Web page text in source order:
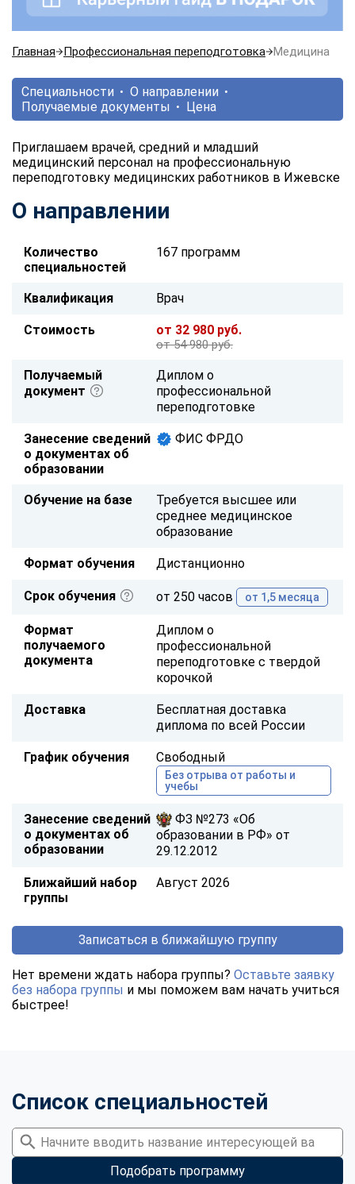
Главная Профессиональная переподготовка Медицина
Специальности
О направлении
Получаемые документы
Цена
Приглашаем врачей, средний и младший
медицинский персонал на профессиональную
переподготовку медицинских работников в Ижевске
О направлении
Количество
специальностей
167 программ
Квалификация Врач
Стоимость от 32 980 руб.
от 54 980 руб.
Получаемый
документ
Диплом о
профессиональной
переподготовке
Занесение сведений
о документах об
образовании
ФИС ФРДО
Обучение на базе
Требуется высшее или
среднее медицинское
образование
Формат обучения Дистанционно
Срок обучения от 250 часов от 1,5 месяца
Формат
получаемого
документа
Диплом о
профессиональной
переподготовке с твердой
корочкой
Доставка
Бесплатная доставка
диплома по всей России
График обучения Свободный
Без отрыва от работы и
учебы
Занесение сведений
о документах об
образовании
ФЗ №273 «Об
образовании в РФ» от
29.12.2012
Ближайший набор
группы
Август 2026
Записаться в ближайшую группу
Нет времени ждать набора группы? Оставьте заявку
без набора группы и мы поможем вам начать учиться
быстрее!
Список специальностей
Подобрать программу